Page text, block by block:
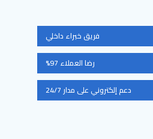
فريق خبراء داخلي
رضا العملاء 97%
دعم إلكتروني على مدار 24/7